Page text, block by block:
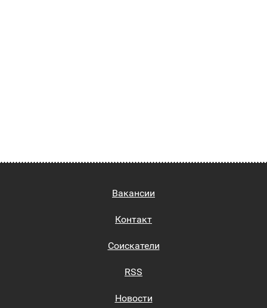
Вакансии
Контакт
Соискатели
RSS
Новости